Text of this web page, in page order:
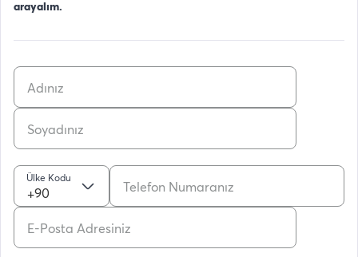
arayalım.
Ülke Kodu
+90